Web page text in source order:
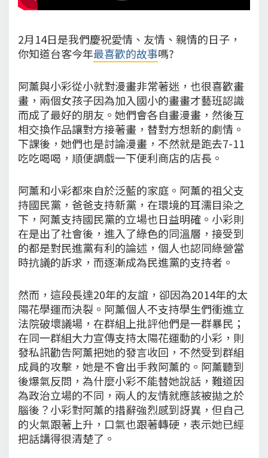
2月14日是我們慶祝愛情、友情、親情的日子，
你知道台客今年最喜歡的故事嗎?
阿薰與小彩從小就對漫畫非常著迷，也很喜歡畫
畫，兩個女孩子因為加入國小的畫畫才藝班認識
而成了最好的朋友。她們會各自畫漫畫，然後互
相交換作品讓對方接著畫，替對方想新的劇情。
下課後，她們也是討論漫畫，不然就是跑去7-11
吃吃喝喝，順便調戲一下便利商店的店長。
阿薰和小彩都來自於泛藍的家庭。阿薰的祖父支
持國民黨，爸爸支持新黨，在環境的耳濡目染之
下，阿薰支持國民黨的立場也日益明確。小彩則
在是出了社會後，進入了綠色的同溫層，接受到
的都是對民進黨有利的論述，個人也認同綠營當
時抗議的訴求，而逐漸成為民進黨的支持者。
然而，這段長達20年的友誼，卻因為2014年的太
陽花學運而決裂。阿薰個人不支持學生們衝進立
法院破壞議場，在群組上批評他們是一群暴民；
在同一群組大力宣傳支持太陽花運動的小彩，則
發私訊勸告阿薰把她的發言收回，不然受到群組
成員的攻擊，她是不會出手救阿薰的。阿薰聽到
後爆氣反問，為什麼小彩不能替她說話，難道因
為政治立場的不同，兩人的友情就應該被拋之於
腦後？小彩對阿薰的措辭強烈感到訝異，但自己
的火氣跟著上升，口氣也跟著轉硬，表示她已經
把話講得很清楚了。